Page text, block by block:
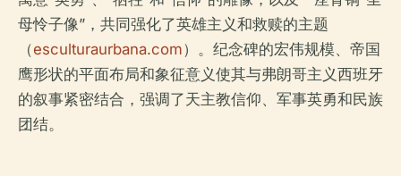
母怜子像”，共同强化了英雄主义和救赎的主题
（esculturaurbana.com）。纪念碑的宏伟规模、帝国
鹰形状的平面布局和象征意义使其与弗朗哥主义西班牙
的叙事紧密结合，强调了天主教信仰、军事英勇和民族
团结。